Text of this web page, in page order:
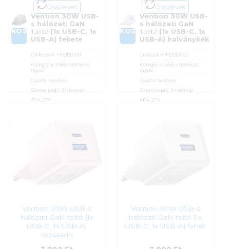
Összevet
KOSÁRBA
Vention 30W USB-
s hálózati GaN
töltő (1x USB-C, 1x
USB-A) fekete
Cikkszám: FEQB0-EU
Kategória: USB-s töltők és
tápok
Gyártó:Vention
Garanciaidő: 24 hónap
ÁFA: 27%
Összevet
KOSÁRBA
Vention 30W USB-
s hálózati GaN
töltő (1x USB-C, 1x
USB-A) halványkék
Cikkszám: FEQL0-EU
Kategória: USB-s töltők és
tápok
Gyártó: Vention
Garanciaidő: 24 hónap
ÁFA: 27%
Vention 30W USB-s
hálózati GaN töltő (1x
USB-C, 1x USB-A)
rózsaszín
Vention 30W USB-s
hálózati GaN töltő (1x
USB-C, 1x USB-A) fehér